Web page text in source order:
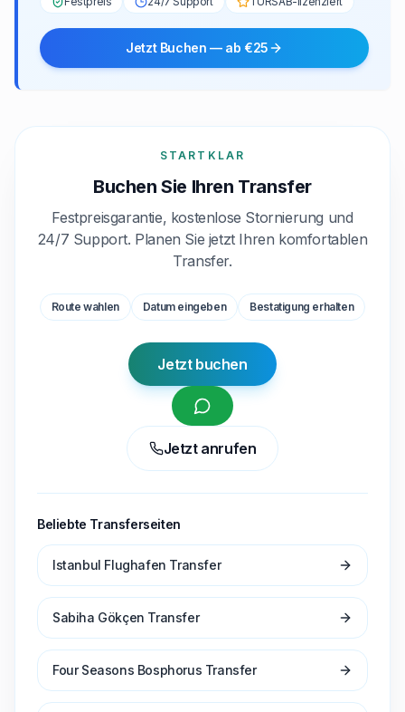
Jetzt Buchen — ab €25
STARTKLAR
Buchen Sie Ihren Transfer
Festpreisgarantie, kostenlose Stornierung und
24/7 Support. Planen Sie jetzt Ihren komfortablen
Transfer.
Route wahlen Datum eingeben Bestatigung erhalten
Jetzt buchen
Jetzt anrufen
Beliebte Transferseiten
Istanbul Flughafen Transfer
Sabiha Gökçen Transfer
Four Seasons Bosphorus Transfer